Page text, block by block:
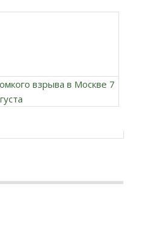
взрыва в Москве 7